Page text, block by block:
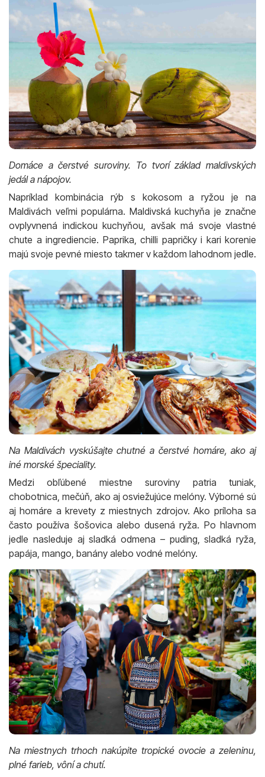
Domáce a čerstvé suroviny. To tvorí základ maldivských
jedál a nápojov.
Napríklad kombinácia rýb s kokosom a ryžou je na
Maldivách veľmi populárna. Maldivská kuchyňa je značne
ovplyvnená indickou kuchyňou, avšak má svoje vlastné
chute a ingrediencie. Paprika, chilli papričky i kari korenie
majú svoje pevné miesto takmer v každom lahodnom jedle.
Na Maldivách vyskúšajte chutné a čerstvé homáre, ako aj
iné morské špeciality.
Medzi obľúbené miestne suroviny patria tuniak,
chobotnica, mečúň, ako aj osviežujúce melóny. Výborné sú
aj homáre a krevety z miestnych zdrojov. Ako príloha sa
často používa šošovica alebo dusená ryža. Po hlavnom
jedle nasleduje aj sladká odmena – puding, sladká ryža,
papája, mango, banány alebo vodné melóny.
Na miestnych trhoch nakúpite tropické ovocie a zeleninu,
plné farieb, vôní a chutí.